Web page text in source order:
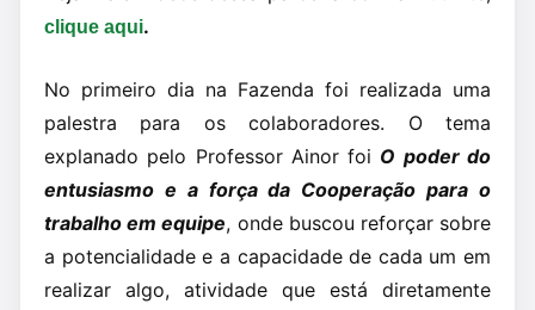
clique aqui.
No primeiro dia na Fazenda foi realizada uma
palestra para os colaboradores. O tema
explanado pelo Professor Ainor foi O poder do
entusiasmo e a força da Cooperação para o
trabalho em equipe, onde buscou reforçar sobre
a potencialidade e a capacidade de cada um em
realizar algo, atividade que está diretamente